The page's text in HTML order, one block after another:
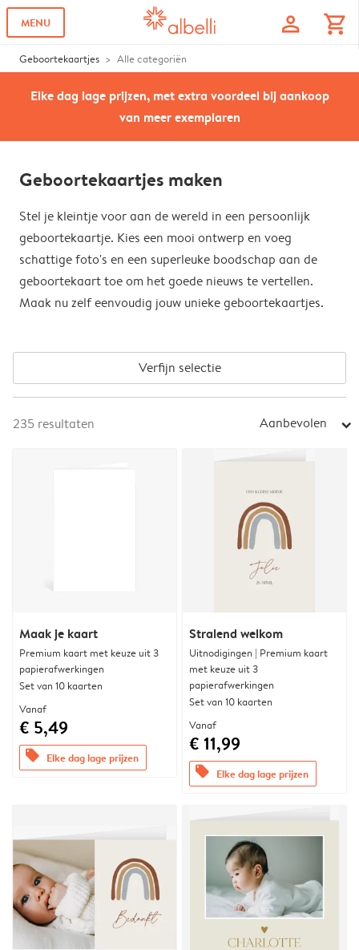
MENU profile shopping_cart
Geboortekaartjes Alle categoriën
Elke dag lage prijzen, met extra voordeel bij aankoop
van meer exemplaren
Geboortekaartjes maken
Stel je kleintje voor aan de wereld in een persoonlijk
geboortekaartje. Kies een mooi ontwerp en voeg
schattige foto's en een superleuke boodschap aan de
geboortekaart toe om het goede nieuws te vertellen.
Maak nu zelf eenvoudig jouw unieke geboortekaartjes.
Verfijn selectie
235 resultaten Aanbevolen arrow_right
Maak je kaart
Premium kaart met keuze uit 3
papierafwerkingen
Set van 10 kaarten
Vanaf
€ 5,49
offers Elke dag lage prijzen
Stralend welkom
Uitnodigingen | Premium kaart
met keuze uit 3
papierafwerkingen
Set van 10 kaarten
Vanaf
€ 11,99
offers Elke dag lage prijzen